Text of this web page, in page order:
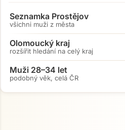
Seznamka Prostějov
všichni muži z města
Olomoucký kraj
rozšířit hledání na celý kraj
Muži 28–34 let
podobný věk, celá ČR